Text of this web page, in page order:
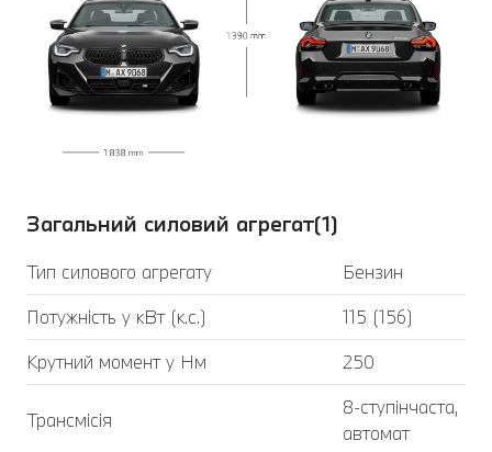
Загальний силовий агрегат(1)
Тип силового агрегату
Бензин
Потужність у кВт (к.с.)
115 (156)
Крутний момент у Нм
250
Трансмісія
8-ступінчаста,
автомат